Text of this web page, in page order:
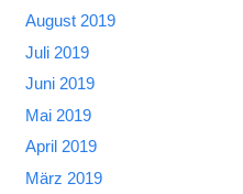
August 2019
Juli 2019
Juni 2019
Mai 2019
April 2019
März 2019